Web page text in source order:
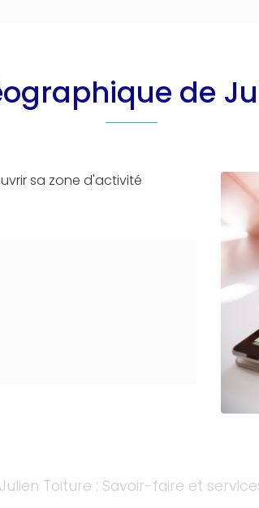
de
sa zone d'activité
Julien Toiture : Savoir-faire et